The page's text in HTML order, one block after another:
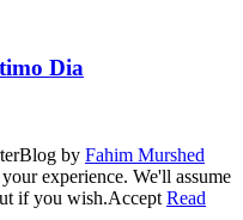
Dia
by Fahim Murshed
experience. We'll assume
if you wish.Accept Read